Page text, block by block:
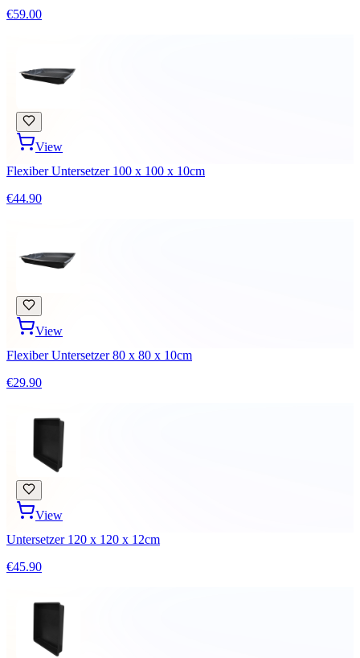
€59.00
View
Flexiber Untersetzer 100 x 100 x 10cm
€44.90
View
Flexiber Untersetzer 80 x 80 x 10cm
€29.90
View
Untersetzer 120 x 120 x 12cm
€45.90